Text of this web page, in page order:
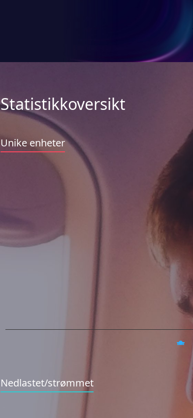
Statistikkoversikt
Unike enheter
Nedlastet/strømmet